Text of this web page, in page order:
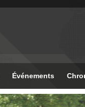
Événements